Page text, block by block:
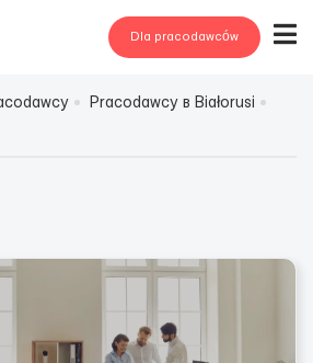
Dla pracodawców
Pracodawcy в Białorusi